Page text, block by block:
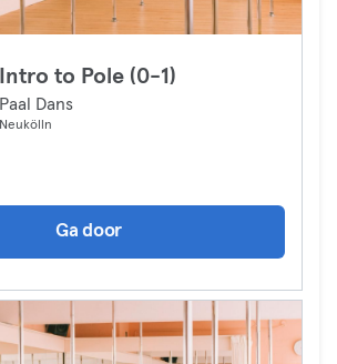
Intro to Pole (0-1)
Paal Dans
Neukölln
Ga door